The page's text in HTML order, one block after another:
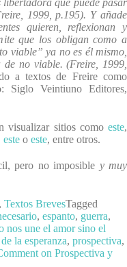
que puede pasar
1999, p.195). Y añade
quieren, reflexionan y
que los obligan como a
viable” ya no es él mismo,
de no viable. (Freire, 1999,
a textos de Freire como
Siglo Veintiuno Editores,
visualizar sitios como este,
este o este, entre otros.
pero no imposible y muy
, Textos BrevesTagged
, espanto, guerra,
nos une el amor sino el
la esperanza, prospectiva,
on Prospectiva y